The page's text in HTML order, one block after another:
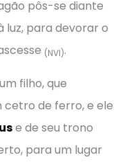
pôs-se diante
luz, para devorar o
(NVI).
filho, que
cetro de ferro, e ele
e de seu trono
para um lugar